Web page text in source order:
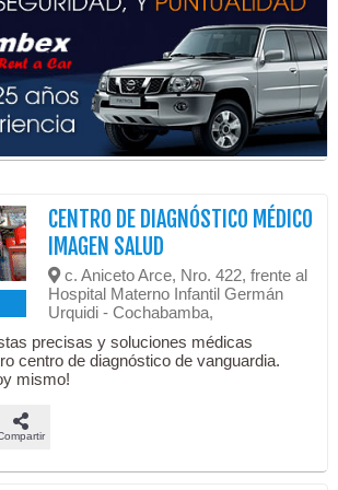
CENTRO DE DIAGNÓSTICO MÉDICO
IMAGEN SALUD
c. Aniceto Arce, Nro. 422, frente al
Hospital Materno Infantil Germán
Urquidi - Cochabamba,
precisas y soluciones médicas
centro de diagnóstico de vanguardia.
mismo!